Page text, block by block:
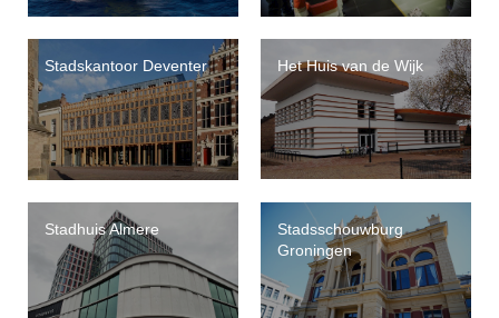
Stadskantoor Deventer Het Huis van de Wijk
Stadhuis Almere
Stadsschouwburg
Groningen